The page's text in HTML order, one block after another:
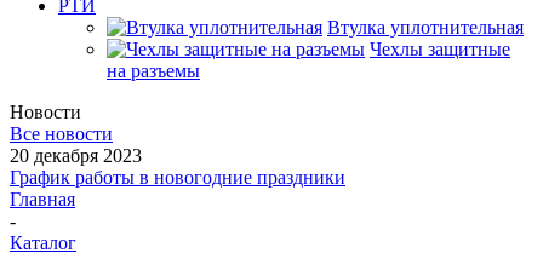
РТИ
Втулка уплотнительная
Чехлы защитные
на разъемы
Новости
Все новости
20 декабря 2023
График работы в новогодние праздники
Главная
-
Каталог